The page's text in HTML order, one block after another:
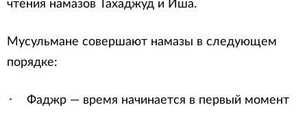
чтения намазов Тахаджуд и Иша.
Мусульмане совершают намазы в следующем
порядке:
Фаджр — время начинается в первый момент